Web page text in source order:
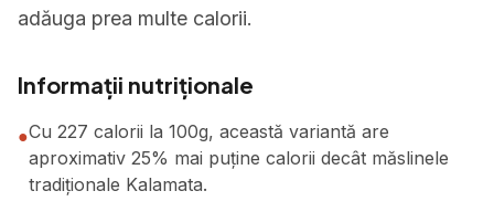
adăuga prea multe calorii.
Informații nutriționale
●Cu 227 calorii la 100g, această variantă are
aproximativ 25% mai puține calorii decât măslinele
tradiționale Kalamata.